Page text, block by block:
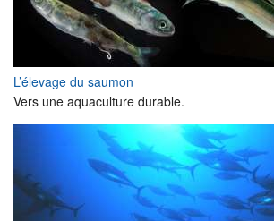
L’élevage du saumon
Vers une aquaculture durable.